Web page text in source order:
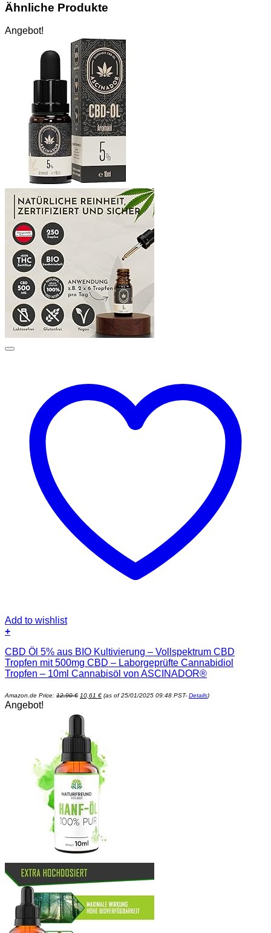
Ähnliche Produkte
Angebot!
Add to wishlist
+
CBD Öl 5% aus BIO Kultivierung – Vollspektrum CBD
Tropfen mit 500mg CBD – Laborgeprüfte Cannabidiol
Tropfen – 10ml Cannabisöl von ASCINADOR®
Amazon.de Price: 12,90€
Ursprünglicher
Preis
10,61 €
Aktueller
Preis
(as of 25/01/2025 09:48 PST- Details)
Angebot!